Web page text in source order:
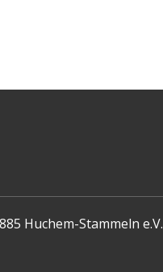
Huchem-Stammeln e.V.